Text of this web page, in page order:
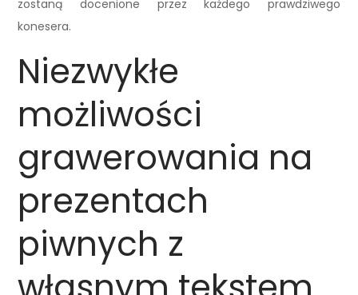
zostaną docenione przez każdego prawdziwego
konesera.
Niezwykłe
możliwości
grawerowania na
prezentach
piwnych z